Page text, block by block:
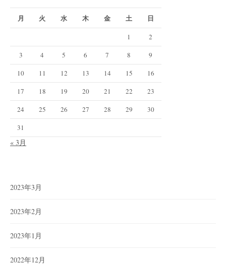
月 火 水 木 金 土 日
1
2
3
4 5 6 7 8
9
10
11 12 13 14 15
16
17
18 19 20 21 22
23
24
25 26 27 28 29
30
31
« 3月
2023年3月
2023年2月
2023年1月
2022年12月